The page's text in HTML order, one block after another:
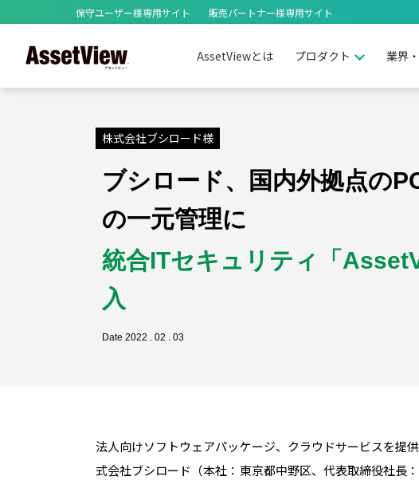
保守ユーザー様専用サイト 販売パートナー様専用サイト
AssetViewとは プロダクト 業界
自治体 教育委員会
株式会社ブシロード様
ブシロード、国内外拠点の
の一元管理に
統合ITセキュリティ「
入
Date 2022 . 02 . 03
法人向けソフトウェアパッケージ、クラウドサービスを提
式会社ブシロード（本社：東京都中野区、代表取締役社長